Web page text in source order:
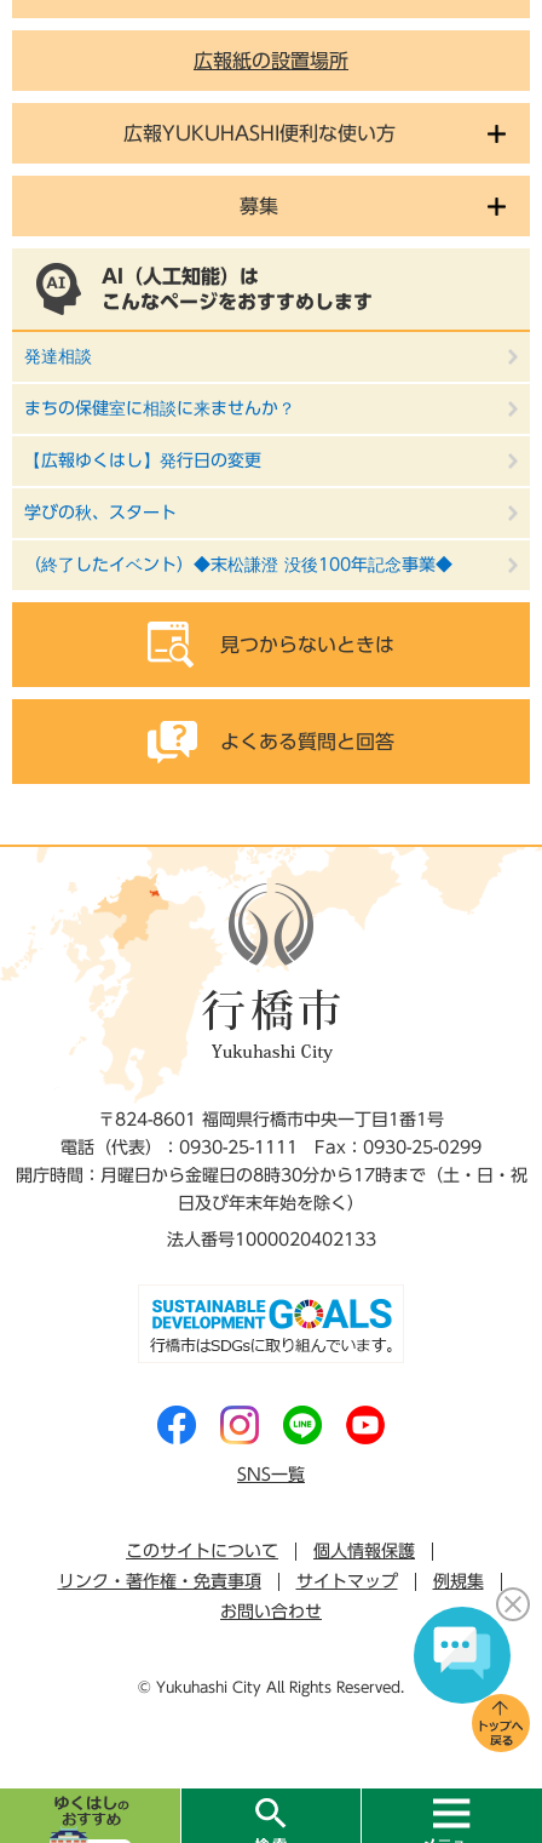
広報紙の設置場所
広報YUKUHASHI便利な使い方
募集
AI（人工知能）は
こんなページをおすすめします
発達相談
まちの保健室に相談に来ませんか？
【広報ゆくはし】発行日の変更
学びの秋、スタート
（終了したイベント）◆末松謙澄 没後100年記念事業◆
見つからないときは
よくある質問と回答
〒824-8601 福岡県行橋市中央一丁目1番1号
電話（代表）：0930-25-1111
Fax：0930-25-0299
開庁時間：月曜日から金曜日の8時30分から17時まで（土・日・祝
日及び年末年始を除く）
法人番号1000020402133
SNS一覧
このサイトについて
個人情報保護
リンク・著作権・免責事項
サイトマップ
例規集
お問い合わせ
© Yukuhashi City All Rights Reserved.